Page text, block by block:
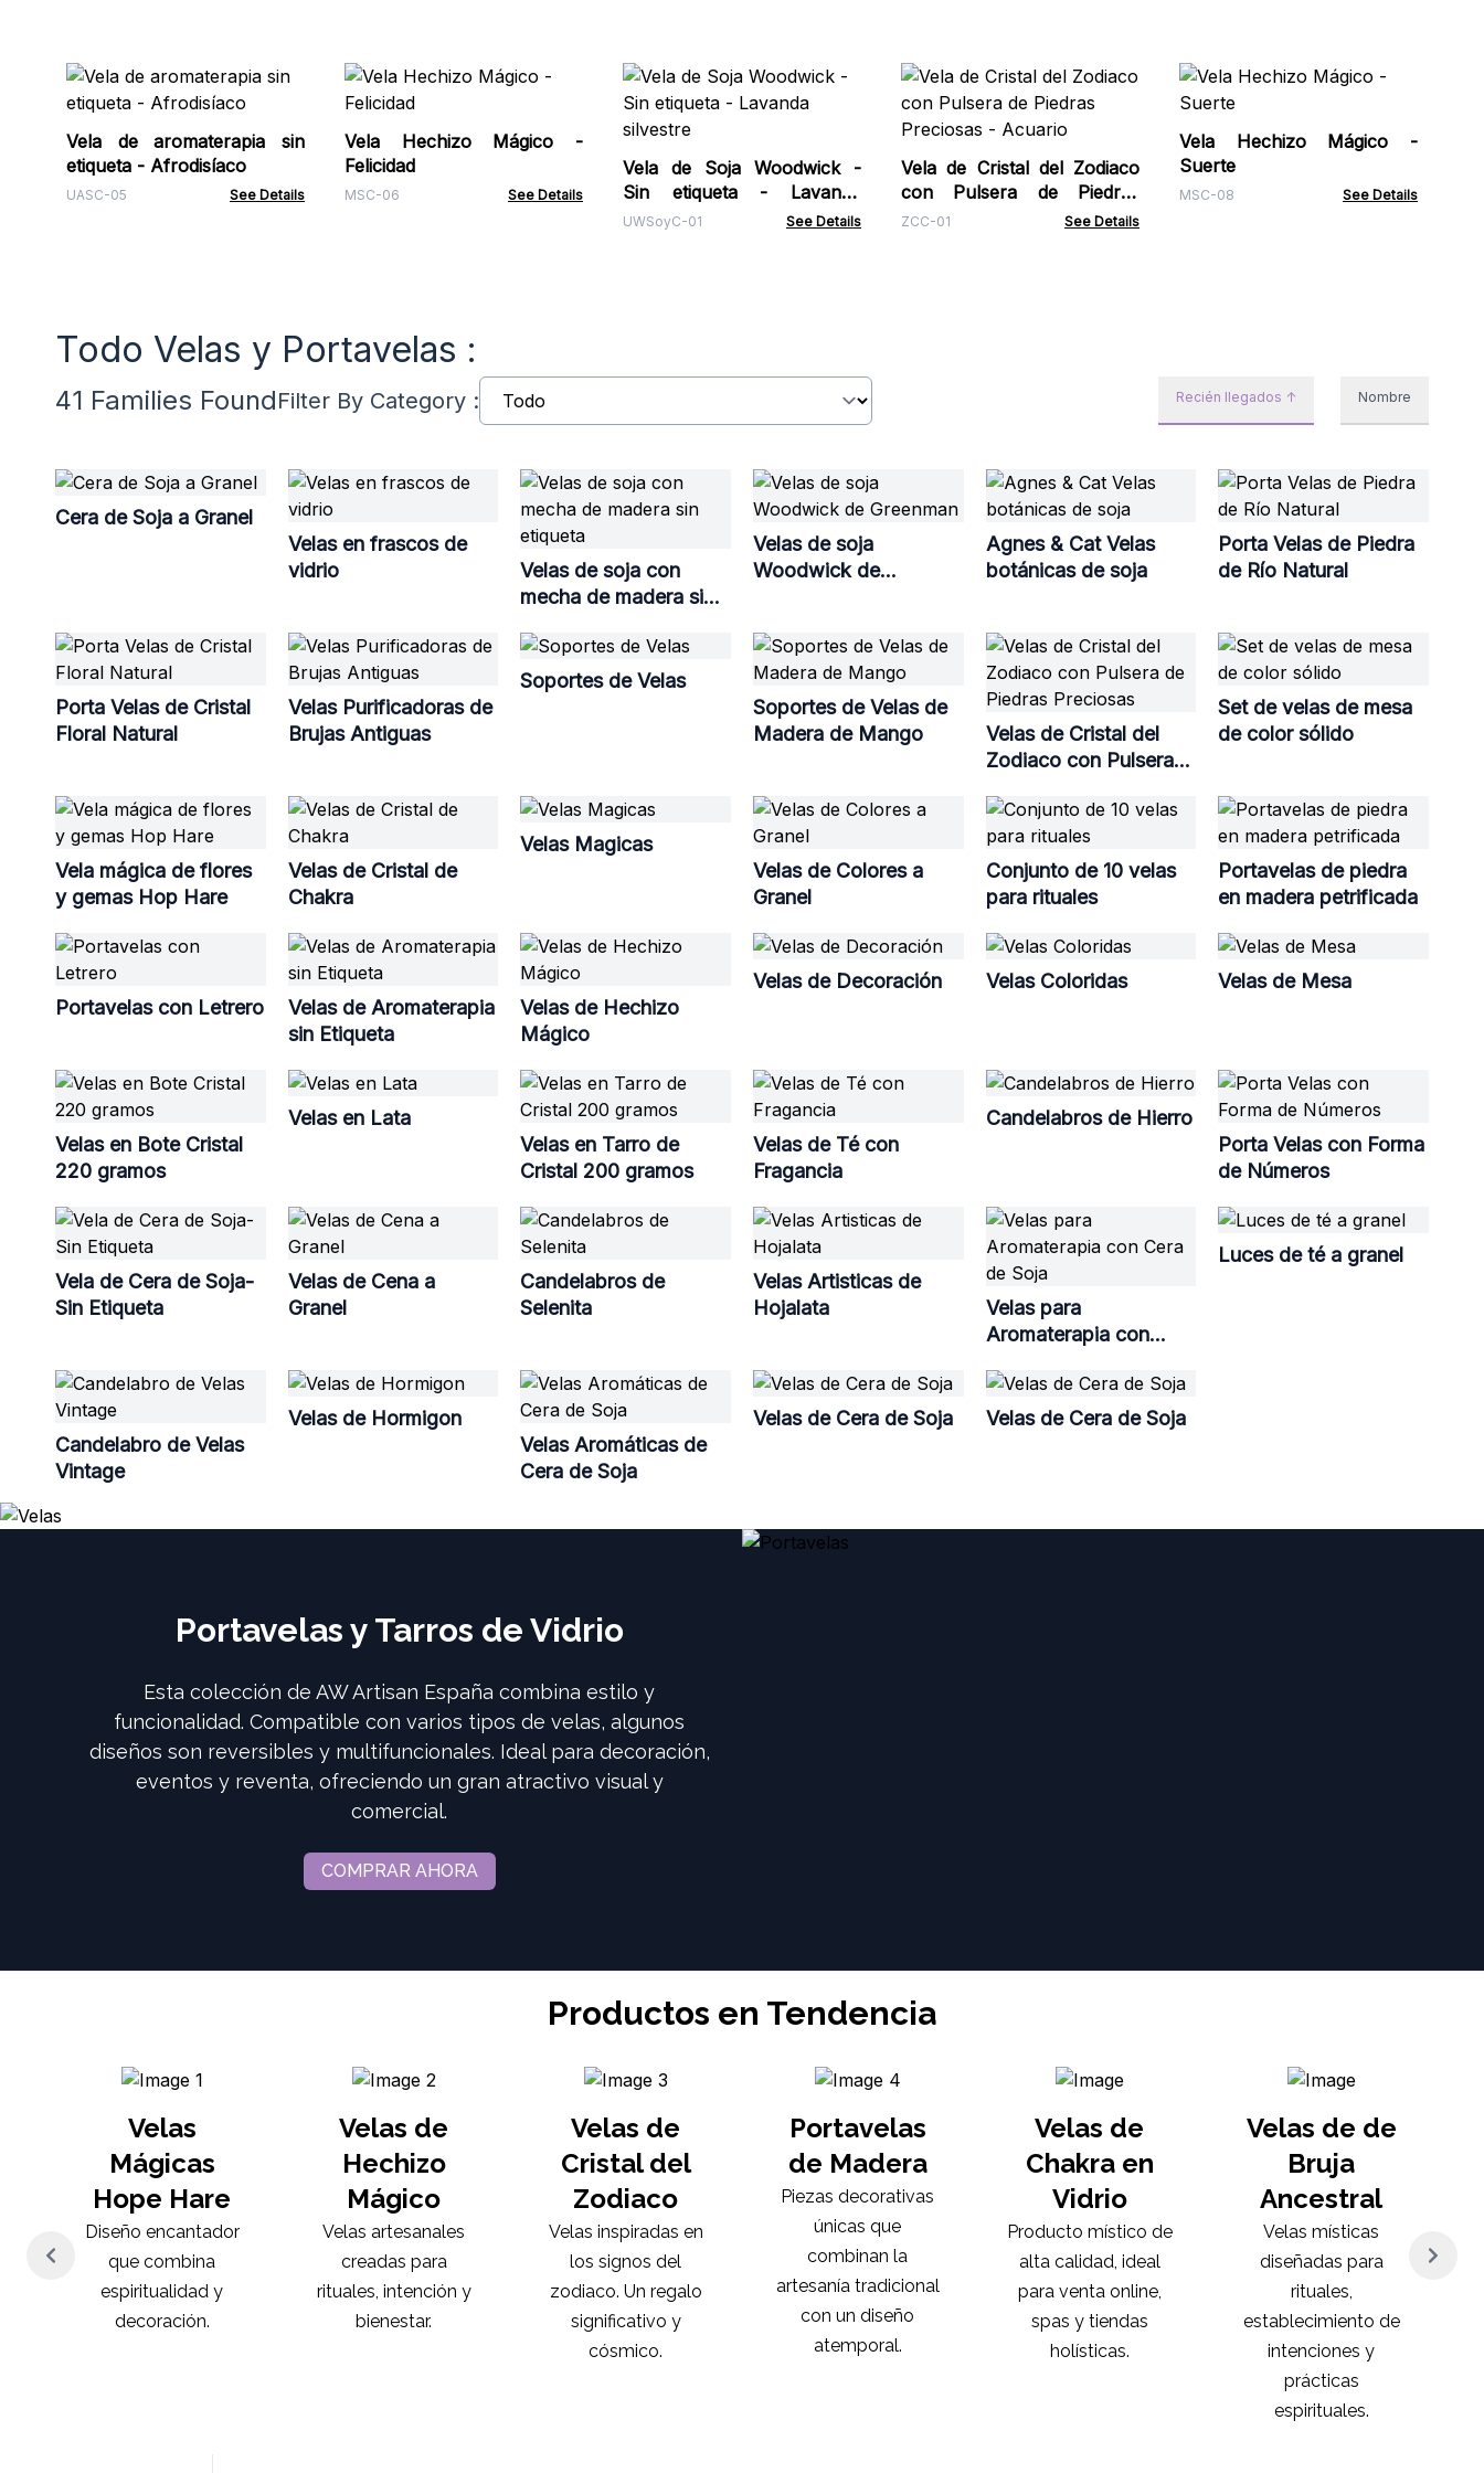
Vela de aromaterapia sin
etiqueta - Afrodisíaco
UASC-05 See Details
Vela Hechizo Mágico -
Felicidad
MSC-06 See Details
Vela de Soja Woodwick -
Sin etiqueta - Lavanda
silvestre
UWSoyC-01 See Details
Vela de Cristal del Zodiaco
con Pulsera de Piedras
Preciosas - Acuario
ZCC-01 See Details
Vela Hechizo Mágico -
Suerte
MSC-08 See Details
Todo Velas y Portavelas :
41 Families FoundFilter By Category : Recién llegados ↑ Nombre
Cera de Soja a Granel
Velas en frascos de
vidrio
Velas de soja con
mecha de madera sin
Velas de soja
Woodwick de
Agnes & Cat Velas
botánicas de soja
Porta Velas de Piedra
de Río Natural
Porta Velas de Cristal
Floral Natural
Velas Purificadoras de
Brujas Antiguas
Soportes de Velas
Soportes de Velas de
Madera de Mango
Velas de Cristal del
Zodiaco con Pulsera
Set de velas de mesa
de color sólido
Vela mágica de flores
y gemas Hop Hare
Velas de Cristal de
Chakra
Velas Magicas
Velas de Colores a
Granel
Conjunto de 10 velas
para rituales
Portavelas de piedra
en madera petrificada
Portavelas con Letrero
Velas de Aromaterapia
sin Etiqueta
Velas de Hechizo
Mágico
Velas de Decoración Velas Coloridas Velas de Mesa
Velas en Bote Cristal
220 gramos
Velas en Lata
Velas en Tarro de
Cristal 200 gramos
Velas de Té con
Fragancia
Candelabros de Hierro
Porta Velas con Forma
de Números
Vela de Cera de Soja-
Sin Etiqueta
Velas de Cena a
Granel
Candelabros de
Selenita
Velas Artisticas de
Hojalata
Velas para
Aromaterapia con
Luces de té a granel
Candelabro de Velas
Vintage
Velas de Hormigon
Velas Aromáticas de
Cera de Soja
Velas de Cera de Soja Velas de Cera de Soja
Portavelas y Tarros de Vidrio
Esta colección de AW Artisan España combina estilo y
funcionalidad. Compatible con varios tipos de velas, algunos
diseños son reversibles y multifuncionales. Ideal para decoración,
eventos y reventa, ofreciendo un gran atractivo visual y
comercial.
COMPRAR AHORA
Productos en Tendencia
Velas
Mágicas
Hope Hare
Diseño encantador
que combina
espiritualidad y
decoración.
Velas de
Hechizo
Mágico
Velas artesanales
creadas para
rituales, intención y
bienestar.
Velas de
Cristal del
Zodiaco
Velas inspiradas en
los signos del
zodiaco. Un regalo
significativo y
cósmico.
Portavelas
de Madera
Piezas decorativas
únicas que
combinan la
artesanía tradicional
con un diseño
atemporal.
Velas de
Chakra en
Vidrio
Producto místico de
alta calidad, ideal
para venta online,
spas y tiendas
holísticas.
Velas de de
Bruja
Ancestral
Velas místicas
diseñadas para
rituales,
establecimiento de
intenciones y
prácticas
espirituales.